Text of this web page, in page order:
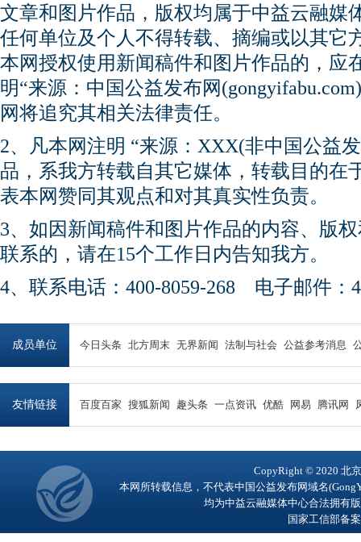
文章和图片作品，版权均属于中益云融媒
任何单位及个人不得转载、摘编或以其它
本网授权使用新闻稿件和图片作品的，应
明“来源：中国公益发布网
网将追究其相关法律责任。
2、凡本网注明 “来源：XXX(非中国公益
品，系我方转载自其它媒体，转载目的在
表本网赞同其观点和对其真实性负责。
3、如因新闻稿件和图片作品的内容、版
联系的，请在15个工作日内告知我方。
4、联系电话：400-8059-268 电子邮件：
成员单位 今日头条 北方周末 无界新闻 法制与社会 公益参考消息
友情链接 百度百家 搜狐新闻 趣头条 一点资讯 优酷 网易 腾讯网
CopyRight © 2020 北
本网所转载信息，不代表中国公益发布网域名
均为中益云融媒体中心合法拥有
国家工信部备